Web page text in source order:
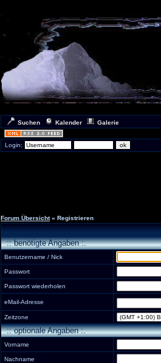
Suchen
Kalender Galerie
Login:
Forum Übersicht» Registrieren
:: benötigte Angaben :.
Benutzername / Nick
Passwort
Passwort wiederholen
eMail-Adresse
Zeitzone
:: optionale Angaben :.
Vorname
Nachname